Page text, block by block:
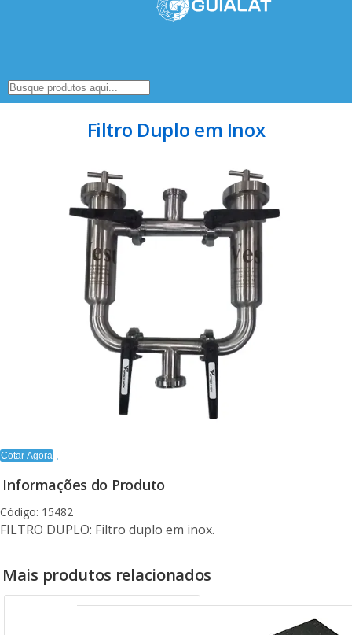
Filtro Duplo em Inox
Cotar Agora
Informações do Produto
Código: 15482
FILTRO DUPLO: Filtro duplo em inox.
Mais produtos relacionados